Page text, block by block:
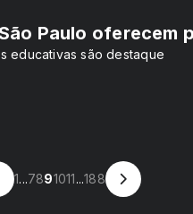
Paulo
educativas são destaque
1...7891011...188